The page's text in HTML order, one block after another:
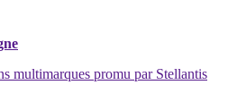
multimarques promu par Stellantis